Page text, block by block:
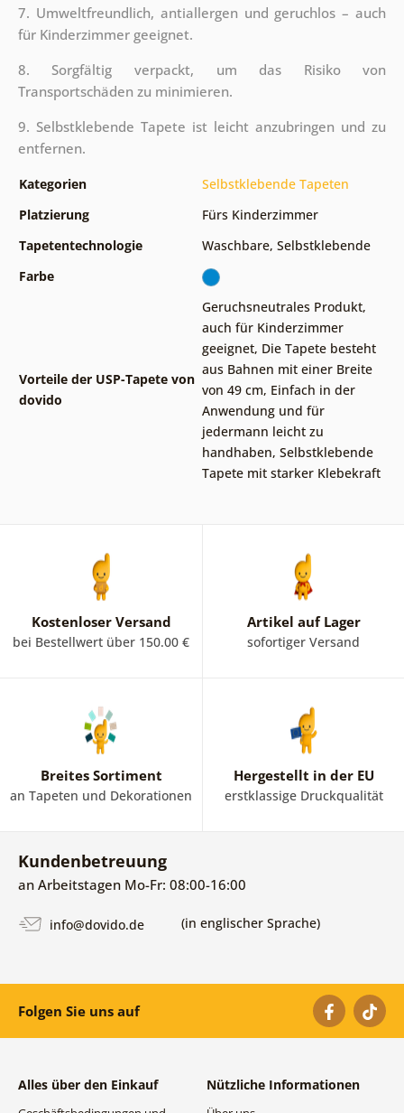
7. Umweltfreundlich, antiallergen und geruchlos – auch
für Kinderzimmer geeignet.
8. Sorgfältig verpackt, um das Risiko von
Transportschäden zu minimieren.
9. Selbstklebende Tapete ist leicht anzubringen und zu
entfernen.
Kategorien
Selbstklebende Tapeten
Platzierung
Fürs Kinderzimmer
Tapetentechnologie
Waschbare, Selbstklebende
Farbe
Vorteile der USP-Tapete von
dovido
Geruchsneutrales Produkt,
auch für Kinderzimmer
geeignet, Die Tapete besteht
aus Bahnen mit einer Breite
von 49 cm, Einfach in der
Anwendung und für
jedermann leicht zu
handhaben, Selbstklebende
Tapete mit starker Klebekraft
Kostenloser Versand
bei Bestellwert über 150.00 €
Artikel auf Lager
sofortiger Versand
Breites Sortiment
an Tapeten und Dekorationen
Hergestellt in der EU
erstklassige Druckqualität
Kundenbetreuung
an Arbeitstagen Mo-Fr: 08:00-16:00
info@dovido.de (in englischer Sprache)
Folgen Sie uns auf
Alles über den Einkauf Nützliche Informationen